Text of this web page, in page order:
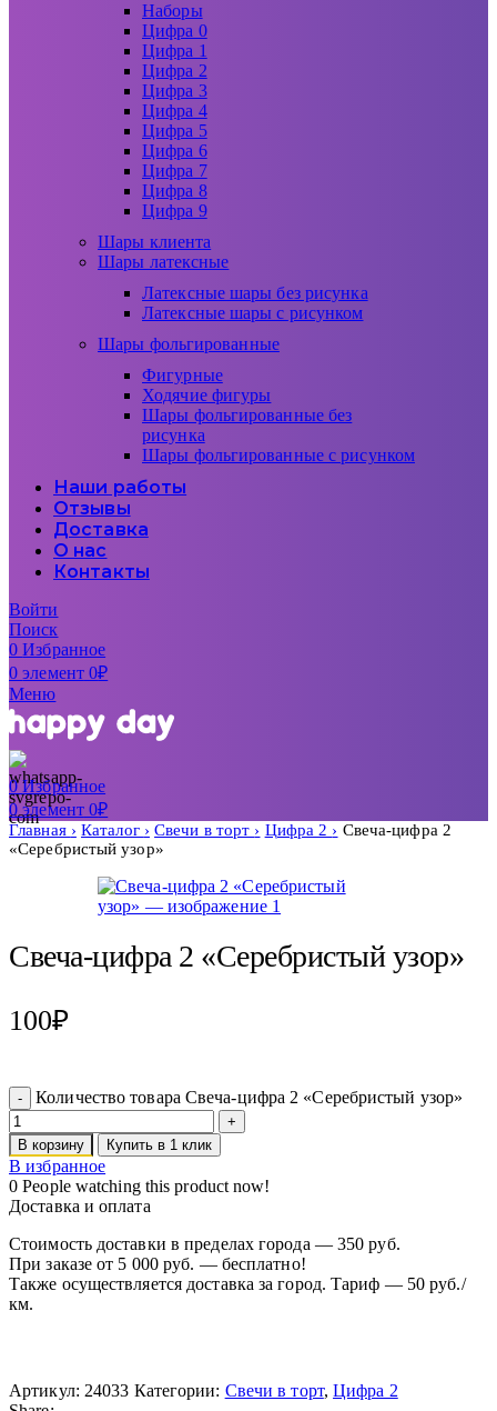
Наборы
Цифра 0
Цифра 1
Цифра 2
Цифра 3
Цифра 4
Цифра 5
Цифра 6
Цифра 7
Цифра 8
Цифра 9
Шары клиента
Шары латексные
Латексные шары без рисунка
Латексные шары с рисунком
Шары фольгированные
Фигурные
Ходячие фигуры
Шары фольгированные без
рисунка
Шары фольгированные с рисунком
Наши работы
Отзывы
Доставка
О нас
Контакты
Войти
Поиск
0Избранное
0элемент 0₽
Меню
0Избранное
0элемент 0₽
Главная Каталог Свечи в торт Цифра 2
Свеча-цифра 2
«Серебристый узор»
Свеча-цифра 2 «Серебристый узор»
100₽
Количество товара Свеча-цифра 2 «Серебристый узор»
В корзину Купить в 1 клик
В избранное
0 People watching this product now!
Доставка и оплата
Стоимость доставки в пределах города — 350 руб.
При заказе от 5 000 руб. — бесплатно!
Также осуществляется доставка за город. Тариф — 50 руб./
км.
Артикул: 24033 Категории: Свечи в торт, Цифра 2